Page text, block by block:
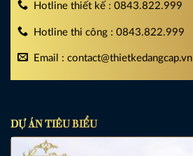
Hotline thiết kế : 0843.822.999
Hotline thi công : 0843.822.999
Email : contact@thietkedangcap.vn
DỰ ÁN TIÊU BIỂU